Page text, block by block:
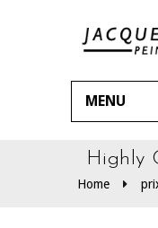
MENU
Highly
Home